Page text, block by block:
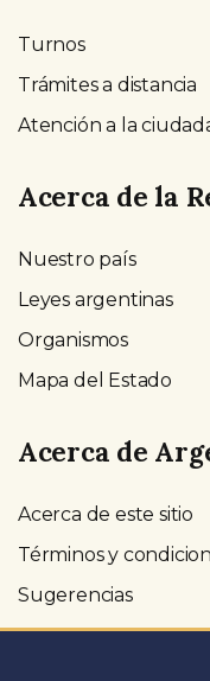
Turnos
Trámites a distancia
Atención a la
Acerca de la
Nuestro país
Leyes argentinas
Organismos
Mapa del Estado
Acerca de
Acerca de este sitio
Términos y
Sugerencias